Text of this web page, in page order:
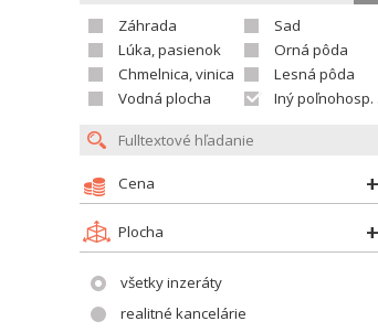
Záhrada
Sad
Lúka, pasienok
Orná pôda
Chmelnica, vinica
Lesná pôda
Vodná plocha
Iný poľnohosp. pozemok
Cena
Plocha
všetky inzeráty
realitné kancelárie